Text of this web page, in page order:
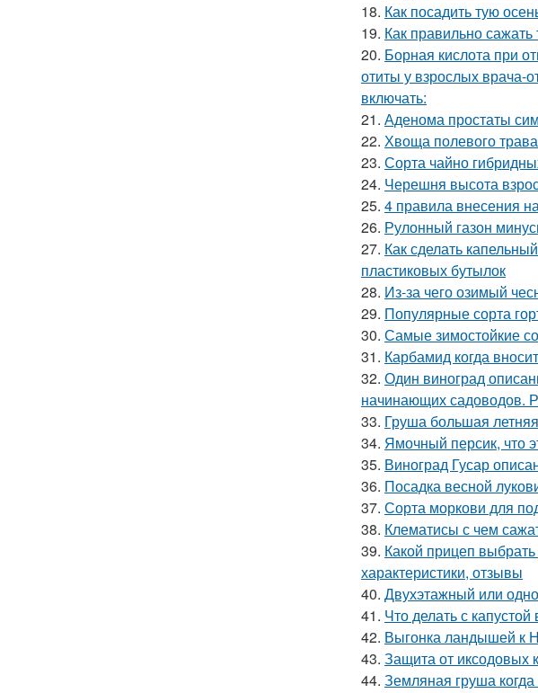
18. Как посадить тую
19. Как правильно
20. Борная кислота при
отиты у взрослых врача-
включать:
21. Аденома простаты
22. Хвоща полевого
23. Сорта чайно
24. Черешня высота
25. 4 правила внесения
26. Рулонный газон
27. Как сделать
пластиковых бутылок
28. Из-за чего озимый
29. Популярные сорта
30. Самые
31. Карбамид когда
32. Один виноград
начинающих садоводов.
33. Груша большая
34. Ямочный персик, что
35. Виноград Гусар
36. Посадка весной
37. Сорта моркови для
38. Клематисы с чем
39. Какой прицеп
характеристики, отзывы
40. Двухэтажный или
41. Что делать с
42. Выгонка ландышей к
43. Защита от
44. Земляная груша